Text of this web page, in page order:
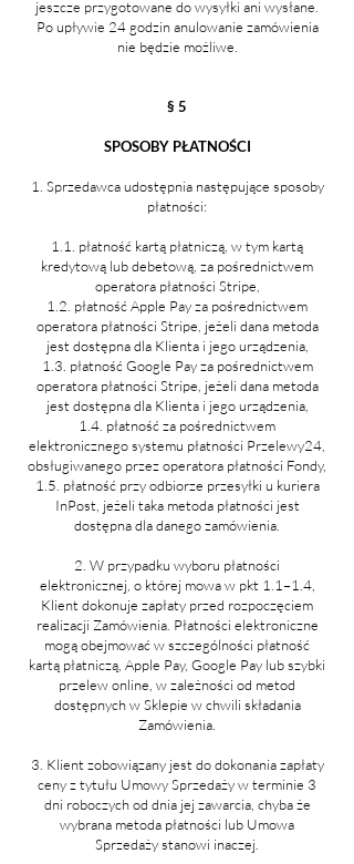
jeszcze przygotowane do wysyłki ani wysłane.
Po upływie 24 godzin anulowanie zamówienia
nie będzie możliwe.​
§ 5
SPOSOBY PŁATNOŚCI
1. Sprzedawca udostępnia następujące sposoby
płatności:
1.1. płatność kartą płatniczą, w tym kartą
kredytową lub debetową, za pośrednictwem
operatora płatności Stripe,
1.2. płatność Apple Pay za pośrednictwem
operatora płatności Stripe, jeżeli dana metoda
jest dostępna dla Klienta i jego urządzenia,
1.3. płatność Google Pay za pośrednictwem
operatora płatności Stripe, jeżeli dana metoda
jest dostępna dla Klienta i jego urządzenia,
1.4. płatność za pośrednictwem
elektronicznego systemu płatności Przelewy24,
obsługiwanego przez operatora płatności Fondy,
1.5. płatność przy odbiorze przesyłki u kuriera
InPost, jeżeli taka metoda płatności jest
dostępna dla danego zamówienia.
2. W przypadku wyboru płatności
elektronicznej, o której mowa w pkt 1.1–1.4,
Klient dokonuje zapłaty przed rozpoczęciem
realizacji Zamówienia. Płatności elektroniczne
mogą obejmować w szczególności płatność
kartą płatniczą, Apple Pay, Google Pay lub szybki
przelew online, w zależności od metod
dostępnych w Sklepie w chwili składania
Zamówienia.
3. Klient zobowiązany jest do dokonania zapłaty
ceny z tytułu Umowy Sprzedaży w terminie 3
dni roboczych od dnia jej zawarcia, chyba że
wybrana metoda płatności lub Umowa
Sprzedaży stanowi inaczej.